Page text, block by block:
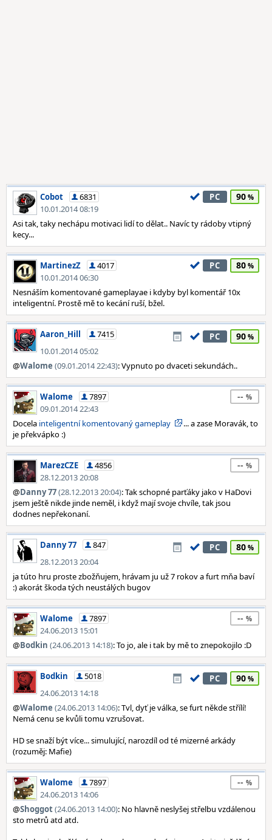
Cobot
6831
10.01.2014 08:19
PC 90
Asi tak, taky nechápu motivaci lidí to dělat.. Navíc ty rádoby vtipný
kecy...
MartinezZ
4017
10.01.2014 06:30
PC 80
Nesnáším komentované gameplayae i kdyby byl komentář 10x
inteligentní. Prostě mě to kecání ruší, bžel.
Aaron_Hill
7415
10.01.2014 05:02
PC 90
@Walome (09.01.2014 22:43): Vypnuto po dvaceti sekundách..
Walome
7897
09.01.2014 22:43
--
Docela inteligentní komentovaný gameplay
... a zase Moravák, to
je překvápko :)
MarezCZE
4856
28.12.2013 20:08
--
@Danny 77(28.12.2013 20:04): Tak schopné parťáky jako v HaDovi
jsem ještě nikde jinde neměl, i když mají svoje chvíle, tak jsou
dodnes nepřekonaní.
Danny 77
847
28.12.2013 20:04
PC 80
ja túto hru proste zbožňujem, hrávam ju už 7 rokov a furt mňa baví
:) akorát škoda tých neustálých bugov
Walome
7897
24.06.2013 15:01
--
@Bodkin (24.06.2013 14:18): To jo, ale i tak by mě to znepokojilo :D
Bodkin
5018
24.06.2013 14:18
PC 90
@Walome (24.06.2013 14:06): Tvl, dyť je válka, se furt někde střílí!
Nemá cenu se kvůli tomu vzrušovat.
HD se snaží být více... simulující, narozdíl od té mizerné arkády
(rozuměj: Mafie)
Walome
7897
24.06.2013 14:06
--
@Shoggot(24.06.2013 14:00): No hlavně neslyšej střelbu vzdálenou
sto metrů atd atd.